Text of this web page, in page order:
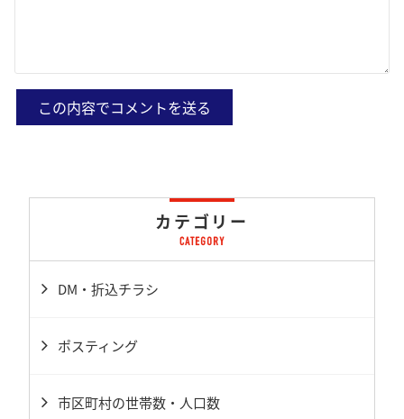
カテゴリー
DM・折込チラシ
ポスティング
市区町村の世帯数・人口数